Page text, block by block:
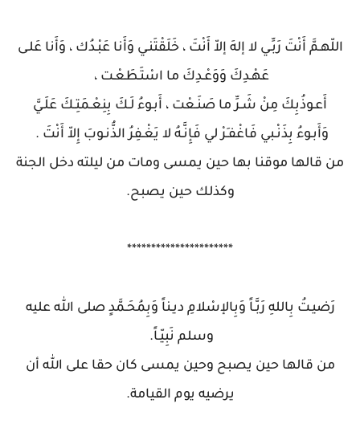
اللّهـمَّ أَنْتَ رَبِّـي لا إلهَ إلاّ أَنْتَ ، خَلَقْتَنـي وَأَنا عَبْـدُك ، وَأَنا عَلـى
عَهْـدِكَ وَوَعْـدِكَ ما اسْتَـطَعْـت ،
أَعـوذُبِكَ مِنْ شَـرِّ ما صَنَـعْت ، أَبـوءُ لَـكَ بِنِعْـمَتِـكَ عَلَـيَّ
وَأَبـوءُ بِذَنْـبي فَاغْفـِرْ لي فَإِنَّـهُ لا يَغْـفِرُ الذُّنـوبَ إِلاّ أَنْتَ .
من قالها موقنا بها حين يمسى ومات من ليلته دخل الجنة
وكذلك حين يصبح.
**********************
رَضيـتُ بِاللهِ رَبَّـاً وَبِالإسْلامِ ديـناً وَبِمُحَـمَّدٍ صلى الله عليه
وسلم نَبِيّـاً.
من قالها حين يصبح وحين يمسى كان حقا على الله أن
يرضيه يوم القيامة.